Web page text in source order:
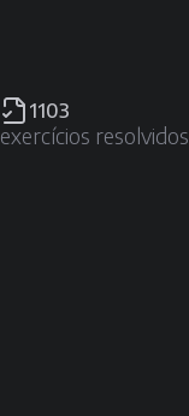
1103
exercícios resolvidos